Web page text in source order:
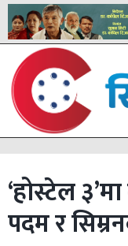
‘होस्टेल
पदम र